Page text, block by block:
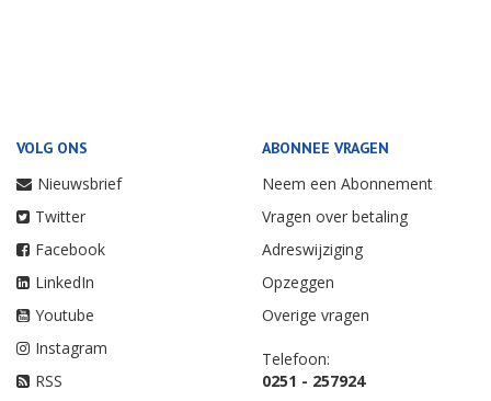
VOLG ONS
Nieuwsbrief
Twitter
Facebook
LinkedIn
Youtube
Instagram
RSS
ABONNEE VRAGEN
Neem een Abonnement
Vragen over betaling
Adreswijziging
Opzeggen
Overige vragen
Telefoon:
0251 - 257924